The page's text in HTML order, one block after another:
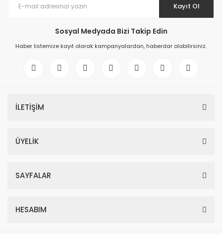
Kayıt Ol
Sosyal Medyada Bizi Takip Edin
Haber listemize kayıt olarak kampanyalardan, haberdar olabilirsiniz.
İLETİŞİM
ÜYELİK
SAYFALAR
HESABIM